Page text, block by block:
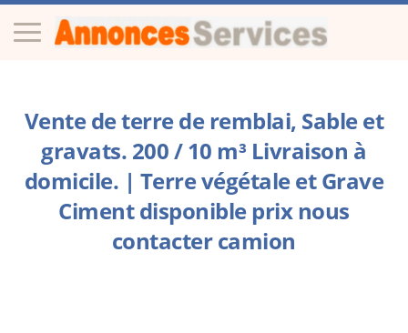
Vente de terre de remblai, Sable et
gravats. 200 / 10 m³ Livraison à
domicile. | Terre végétale et Grave
Ciment disponible prix nous
contacter camion